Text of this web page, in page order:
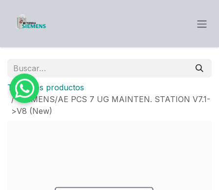
Todos los productos
SIEMENS/AE PCS 7 UG MAINTEN. STATION V7.1-
>V8 (New)